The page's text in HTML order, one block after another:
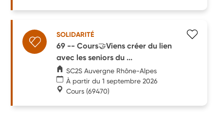
SOLIDARITÉ
69 -- Cours🤝Viens créer du lien
avec les seniors du ...
SC2S Auvergne Rhône-Alpes
À partir du 1 septembre 2026
Cours (69470)